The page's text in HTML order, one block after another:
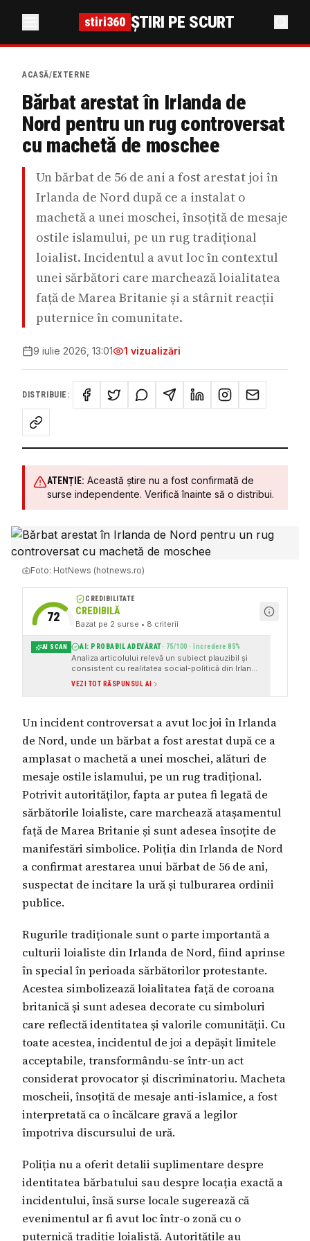
stiri360 ȘTIRI PE SCURT
ACASĂ/ EXTERNE
Bărbat arestat în Irlanda de
Nord pentru un rug controversat
cu machetă de moschee
Un bărbat de 56 de ani a fost arestat joi în
Irlanda de Nord după ce a instalat o
machetă a unei moschei, însoțită de mesaje
ostile islamului, pe un rug tradițional
loialist. Incidentul a avut loc în contextul
unei sărbători care marchează loialitatea
față de Marea Britanie și a stârnit reacții
puternice în comunitate.
9 iulie 2026, 13:01 1 vizualizări
DISTRIBUIE:
ATENȚIE: Această știre nu a fost confirmată de
surse independente. Verifică înainte să o distribui.
Foto: HotNews (hotnews.ro)
72
CREDIBILITATE
CREDIBILĂ
Bazat pe 2 surse • 8 criterii
AI SCAN AI: PROBABIL ADEVĂRAT· 75/100 · încredere85%
Analiza articolului relevă un subiect plauzibil și
consistent cu realitatea social-politică din Irlanda
de Nord, unde tensiunile intercomunitare și
manifestările simbolice loialiste sunt
documentate. Cu toate acestea, există câteva
scorul de adevăr, dar nu sunt suficiente pentru a
clasifica articolul ca fals sau manipulator.
VEZI TOT RĂSPUNSUL AI
Un incident controversat a avut loc joi în Irlanda
de Nord, unde un bărbat a fost arestat după ce a
amplasat o machetă a unei moschei, alături de
mesaje ostile islamului, pe un rug tradițional.
Potrivit autorităților, fapta ar putea fi legată de
sărbătorile loialiste, care marchează atașamentul
față de Marea Britanie și sunt adesea însoțite de
manifestări simbolice. Poliția din Irlanda de Nord
a confirmat arestarea unui bărbat de 56 de ani,
suspectat de incitare la ură și tulburarea ordinii
publice.
Rugurile tradiționale sunt o parte importantă a
culturii loialiste din Irlanda de Nord, fiind aprinse
în special în perioada sărbătorilor protestante.
Acestea simbolizează loialitatea față de coroana
britanică și sunt adesea decorate cu simboluri
care reflectă identitatea și valorile comunității. Cu
toate acestea, incidentul de joi a depășit limitele
acceptabile, transformându-se într-un act
considerat provocator și discriminatoriu. Macheta
moscheii, însoțită de mesaje anti-islamice, a fost
interpretată ca o încălcare gravă a legilor
împotriva discursului de ură.
Poliția nu a oferit detalii suplimentare despre
identitatea bărbatului sau despre locația exactă a
incidentului, însă surse locale sugerează că
evenimentul ar fi avut loc într-o zonă cu o
puternică tradiție loialistă. Autoritățile au